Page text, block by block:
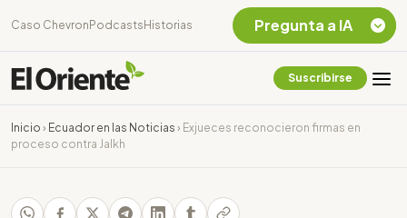
Caso Chevron Podcasts Historias
Suscribirse
Inicio › Ecuador en las Noticias › Exjueces reconocieron firmas en
proceso contra Jalkh
Pregunta a IA
Chevron Ecuador